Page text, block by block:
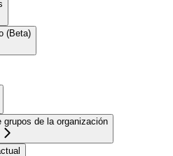
(Beta)
de la organización